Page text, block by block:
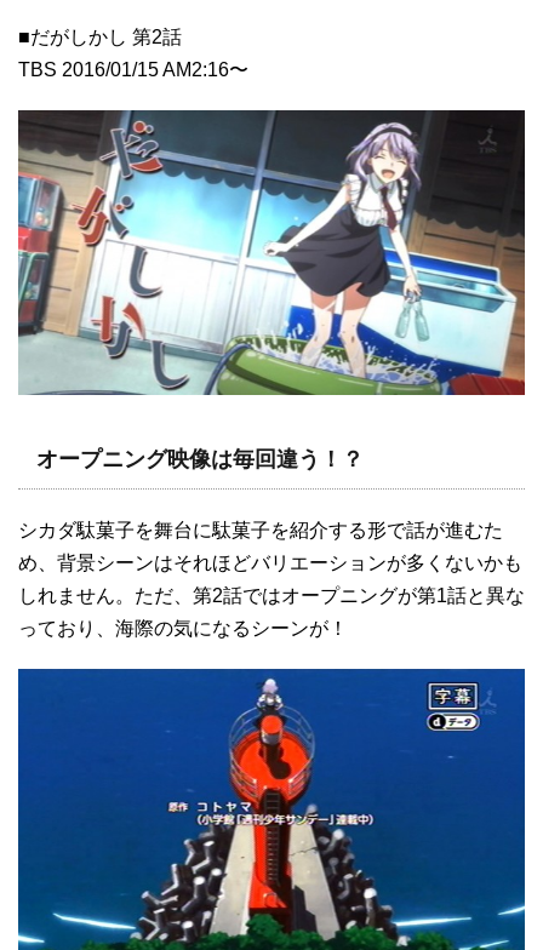
■だがしかし 第2話
TBS 2016/01/15 AM2:16〜
オープニング映像は毎回違う！？
シカダ駄菓子を舞台に駄菓子を紹介する形で話が進むた
め、背景シーンはそれほどバリエーションが多くないかも
しれません。ただ、第2話ではオープニングが第1話と異な
っており、海際の気になるシーンが！